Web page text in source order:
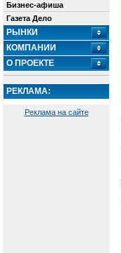
Бизнес-афиша
Газета Дело
РЫНКИ
КОМПАНИИ
О ПРОЕКТЕ
РЕКЛАМА:
Реклама на сайте